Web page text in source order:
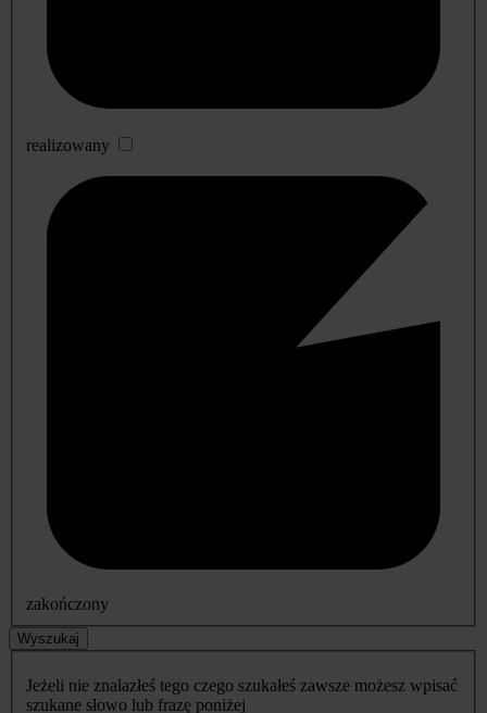
realizowany
zakończony
Wyszukaj
Jeżeli nie znalazłeś tego czego szukałeś zawsze możesz wpisać
szukane słowo lub frazę poniżej